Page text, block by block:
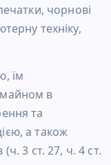
чорнові
техніку,
їм
майном в
та
а також
3 ст. 27, ч. 4 ст.